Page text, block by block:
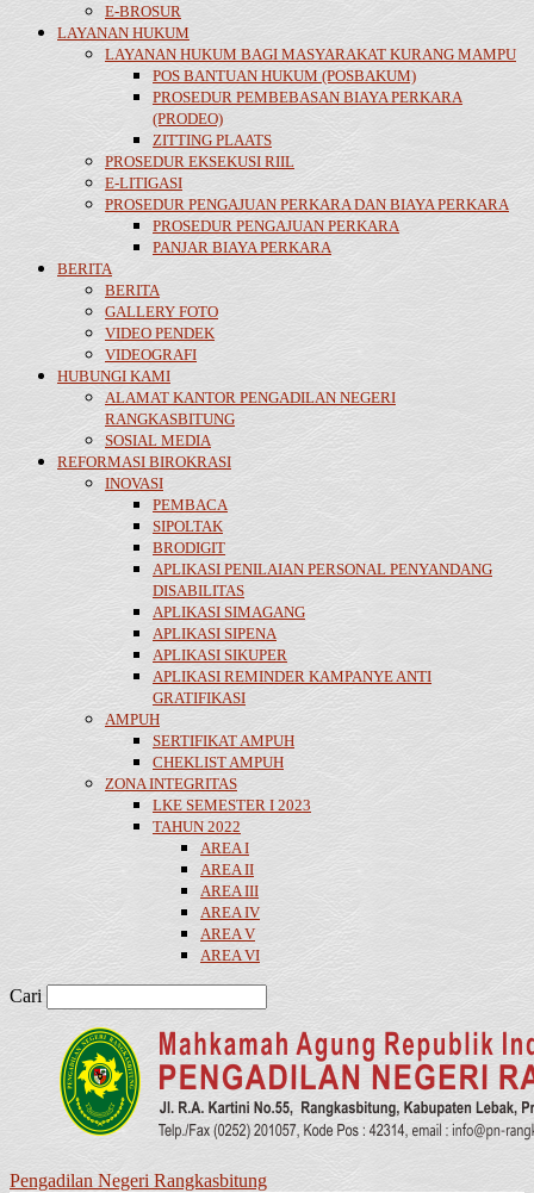
E-BROSUR
LAYANAN HUKUM
LAYANAN HUKUM BAGI MASYARAKAT KURANG MAMPU
POS BANTUAN HUKUM (POSBAKUM)
PROSEDUR PEMBEBASAN BIAYA PERKARA
(PRODEO)
ZITTING PLAATS
PROSEDUR EKSEKUSI RIIL
E-LITIGASI
PROSEDUR PENGAJUAN PERKARA DAN BIAYA PERKARA
PROSEDUR PENGAJUAN PERKARA
PANJAR BIAYA PERKARA
BERITA
BERITA
GALLERY FOTO
VIDEO PENDEK
VIDEOGRAFI
HUBUNGI KAMI
ALAMAT KANTOR PENGADILAN NEGERI
RANGKASBITUNG
SOSIAL MEDIA
REFORMASI BIROKRASI
INOVASI
PEMBACA
SIPOLTAK
BRODIGIT
APLIKASI PENILAIAN PERSONAL PENYANDANG
DISABILITAS
APLIKASI SIMAGANG
APLIKASI SIPENA
APLIKASI SIKUPER
APLIKASI REMINDER KAMPANYE ANTI
GRATIFIKASI
AMPUH
SERTIFIKAT AMPUH
CHEKLIST AMPUH
ZONA INTEGRITAS
LKE SEMESTER I 2023
TAHUN 2022
AREA I
AREA II
AREA III
AREA IV
AREA V
AREA VI
Cari
Pengadilan Negeri Rangkasbitung